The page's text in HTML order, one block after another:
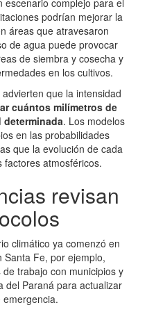
escenario complejo para el
podrían mejorar la
áreas que atravesaron
de agua puede provocar
de siembra y cosecha y
en los cultivos.
que la intensidad
cuántos milímetros de
. Los modelos
en las probabilidades
que la evolución de cada
atmosféricos.
revisan
climático ya comenzó en
Santa Fe, por ejemplo,
trabajo con municipios y
del Paraná para actualizar
emergencia.